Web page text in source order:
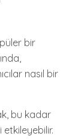
bir
nasıl bir
bu kadar
etkileyebilir.